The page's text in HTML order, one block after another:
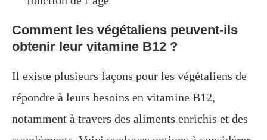
Comment les végétaliens peuvent-ils
obtenir leur vitamine B12 ?
Il existe plusieurs façons pour les végétaliens de
répondre à leurs besoins en vitamine B12,
notamment à travers des aliments enrichis et des